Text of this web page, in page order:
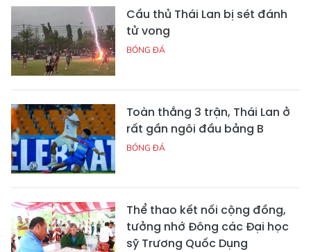
Cầu thủ Thái Lan bị sét đánh
tử vong
BÓNG ĐÁ
Toàn thắng 3 trận, Thái Lan ở
rất gần ngôi đầu bảng B
BÓNG ĐÁ
Thể thao kết nối cộng đồng,
tưởng nhớ Đông các Đại học
sỹ Trương Quốc Dụng